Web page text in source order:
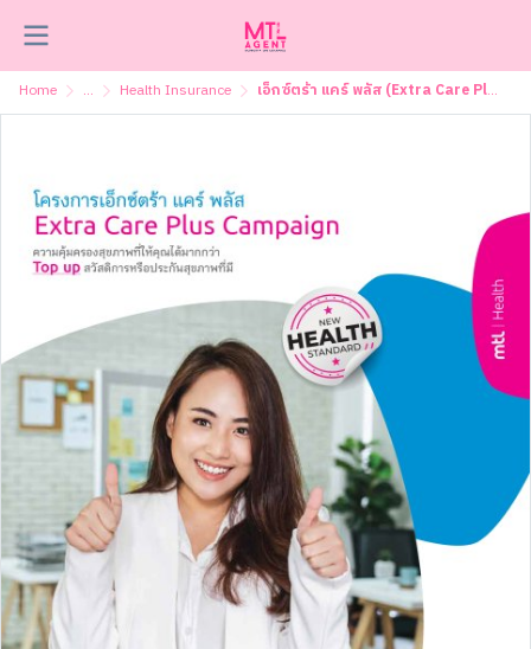
Home ... Health Insurance เอ็กซ์ตร้า แคร์ พลัส (Extra Care Plus)